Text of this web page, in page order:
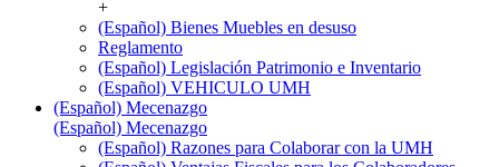
+
(Español) Bienes Muebles en desuso
Reglamento
(Español) Legislación Patrimonio e Inventario
(Español) VEHICULO UMH
(Español) Mecenazgo
(Español) Mecenazgo
(Español) Razones para Colaborar con la UMH